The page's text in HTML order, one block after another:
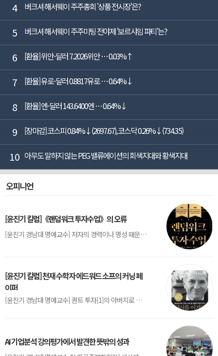
4 버크셔 해서웨이 주주총회 '상품 전시장'은?
5 버크셔 해서웨이 주주미팅 전야제 '보르샤임 파티'는?
6 [환율] 위안-달러 7.2026위안 … 0.03%↑
7 [환율] 유로-달러 0.8817유로 … 0.64%↓
8 [환율] 엔-달러 143.6400엔 … 0.64%↓
9 [장마감] 코스피 0.84%↓(2697.67), 코스닥 0.26%↓(734.35)
10 아무도 말하지 않는 PEG 밸류에이션의 회색지대와 황색지대
오피니언
[윤진기 칼럼]《랜덤워크 투자수업》의 오류
[윤진기 경남대 명예교수] 저자의 경력이나 명성 때문인지 2020년에 번역 출판된 《랜덤워크 투자수업》(A Random Walk Down Wall Street) 12판은 표지부터가 거창하다. ‘45년간 12번 개정하며 철저히 검증한 투자서’, ‘전문가 부럽지 않은 투자 감각을 길러주는 위대한 투자지침서’ 라는 은빛 광고문구로 독자를 유혹한다.[1] 출판 50주...
[윤진기 칼럼] 천재 수학자 에드워드 소프의 커닝 페
이퍼
[윤진기 경남대 명예교수] 퀀트 투자[1]의 아버지로 불리는 에드워드 소프(Edward O. Thorp)는 수학계에서 천재로 알려진 인물이다. 그는 수학자이지만, 투자 업계에도 여러 가지 흥미로운 일화를 남겼다.수학을 이용하여 카지노를 이길 수 있는지가 궁금했던 그는 동료 교수가 소개해 준 블랙잭(Blackjack) 전략의 핵심을 손바닥 크기의 종이에 요...
AI 기업분석 강의평가에서 발견한 뜻밖의 성과